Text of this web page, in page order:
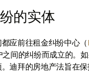
的实体
应前往租金纠纷中心（
间的纠纷而成立的。
迪拜的房地产法旨在保